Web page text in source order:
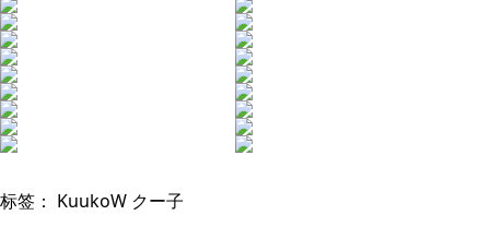
标签： KuukoW クー子